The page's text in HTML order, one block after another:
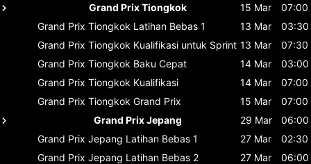
Grand Prix Tiongkok
15 Mar
07:00
Grand Prix Tiongkok Latihan Bebas 1 13 Mar
03:30
Grand Prix Tiongkok Kualifikasi untuk Sprint 13 Mar
07:30
Grand Prix Tiongkok Baku Cepat 14 Mar
03:00
Grand Prix Tiongkok Kualifikasi 14 Mar
07:00
Grand Prix Tiongkok Grand Prix 15 Mar
07:00
Grand Prix Jepang
29 Mar
06:00
Grand Prix Jepang Latihan Bebas 1 27 Mar
02:30
Grand Prix Jepang Latihan Bebas 2 27 Mar
06:00